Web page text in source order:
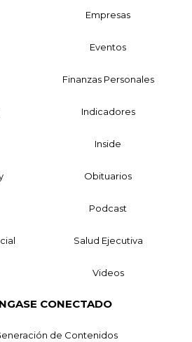
Empresas
Eventos
Finanzas Personales
Indicadores
Inside
Obituarios
Podcast
Salud Ejecutiva
Videos
CONECTADO
de Contenidos